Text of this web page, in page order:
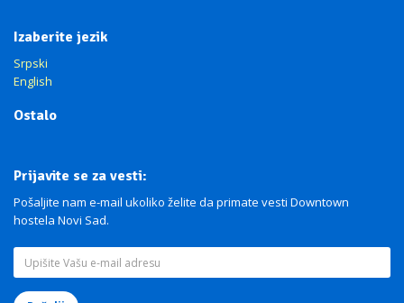
Izaberite jezik
Srpski
English
Ostalo
Prijavite se za vesti:
Pošaljite nam e-mail ukoliko želite da primate vesti Downtown
hostela Novi Sad.